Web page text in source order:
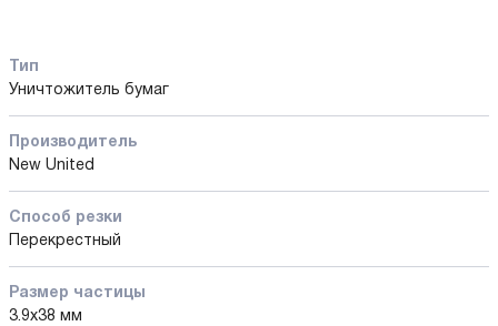
Тип
Уничтожитель бумаг
Производитель
New United
Способ резки
Перекрестный
Размер частицы
3.9x38 мм